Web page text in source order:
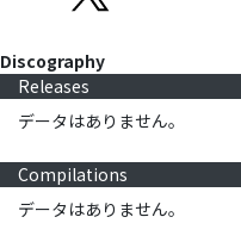
Discography
Releases
データはありません。
Compilations
データはありません。